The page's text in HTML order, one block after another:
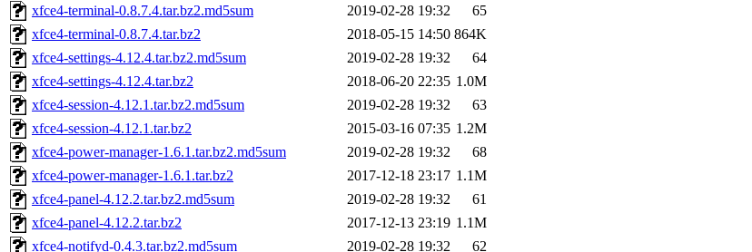
xfce4-terminal-0.8.7.4.tar.bz2.md5sum
2019-02-28 19:32
65
xfce4-terminal-0.8.7.4.tar.bz2
2018-05-15 14:50 864K
xfce4-settings-4.12.4.tar.bz2.md5sum
2019-02-28 19:32
64
xfce4-settings-4.12.4.tar.bz2
2018-06-20 22:35 1.0M
xfce4-session-4.12.1.tar.bz2.md5sum
2019-02-28 19:32
63
xfce4-session-4.12.1.tar.bz2
2015-03-16 07:35 1.2M
xfce4-power-manager-1.6.1.tar.bz2.md5sum
2019-02-28 19:32
68
xfce4-power-manager-1.6.1.tar.bz2
2017-12-18 23:17 1.1M
xfce4-panel-4.12.2.tar.bz2.md5sum
2019-02-28 19:32
61
xfce4-panel-4.12.2.tar.bz2
2017-12-13 23:19 1.1M
xfce4-notifyd-0.4.3.tar.bz2.md5sum
2019-02-28 19:32
62